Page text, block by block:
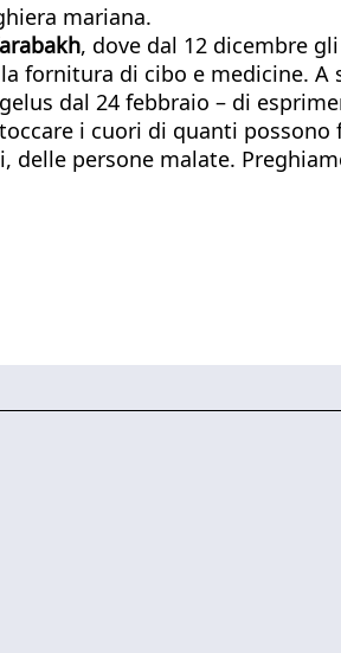
mariana.
, dove dal 12 dicembre
fornitura di cibo e medicine. A
dal 24 febbraio – di
i cuori di quanti possono
delle persone malate.